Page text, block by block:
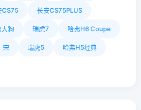
CS75 长安CS75PLUS
大狗 瑞虎7 哈弗H6 Coupe
宋 瑞虎5 哈弗H5经典